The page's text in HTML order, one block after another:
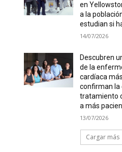
en
a la
estudian si
14/07/2026
Descubren
de la
cardíaca
confirman la
tratamiento
a más
13/07/2026
Cargar más